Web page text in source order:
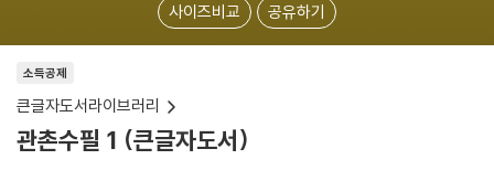
사이즈비교 공유하기
소득공제
큰글자도서라이브러리
관촌수필 1 (큰글자도서)